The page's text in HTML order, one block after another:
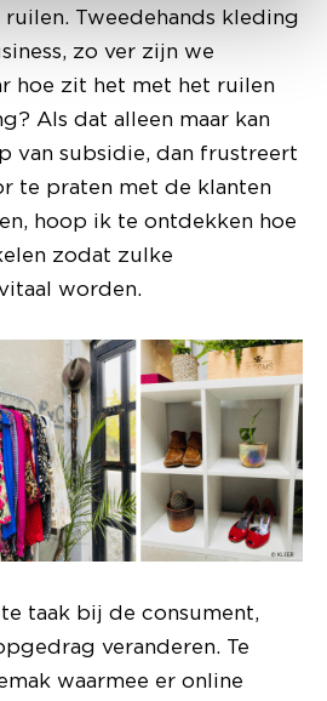
Tweedehands kleding
zo ver zijn we
hoe zit het met het ruilen
Als dat alleen maar kan
van subsidie, dan frustreert
te praten met de klanten
hoop ik te ontdekken hoe
zodat zulke
worden.
taak bij de consument,
veranderen. Te
waarmee er online